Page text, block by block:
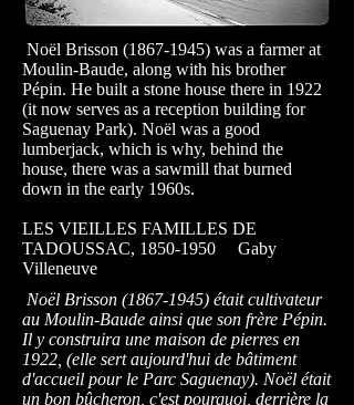
Noël Brisson (1867-1945) was a farmer at
Moulin-Baude, along with his brother
Pépin. He built a stone house there in 1922
(it now serves as a reception building for
Saguenay Park). Noël was a good
lumberjack, which is why, behind the
house, there was a sawmill that burned
down in the early 1960s.
LES VIEILLES FAMILLES DE
TADOUSSAC, 1850-1950 Gaby
Villeneuve
Noël Brisson (1867-1945) était cultivateur
au Moulin-Baude ainsi que son frère Pépin.
Il y construira une maison de pierres en
1922, (elle sert aujourd'hui de bâtiment
d'accueil pour le Parc Saguenay). Noël était
un bon bûcheron, c'est pourquoi, derrière la